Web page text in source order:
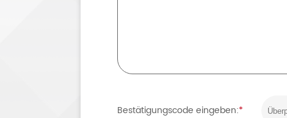
Bestätigungscode eingeben:*